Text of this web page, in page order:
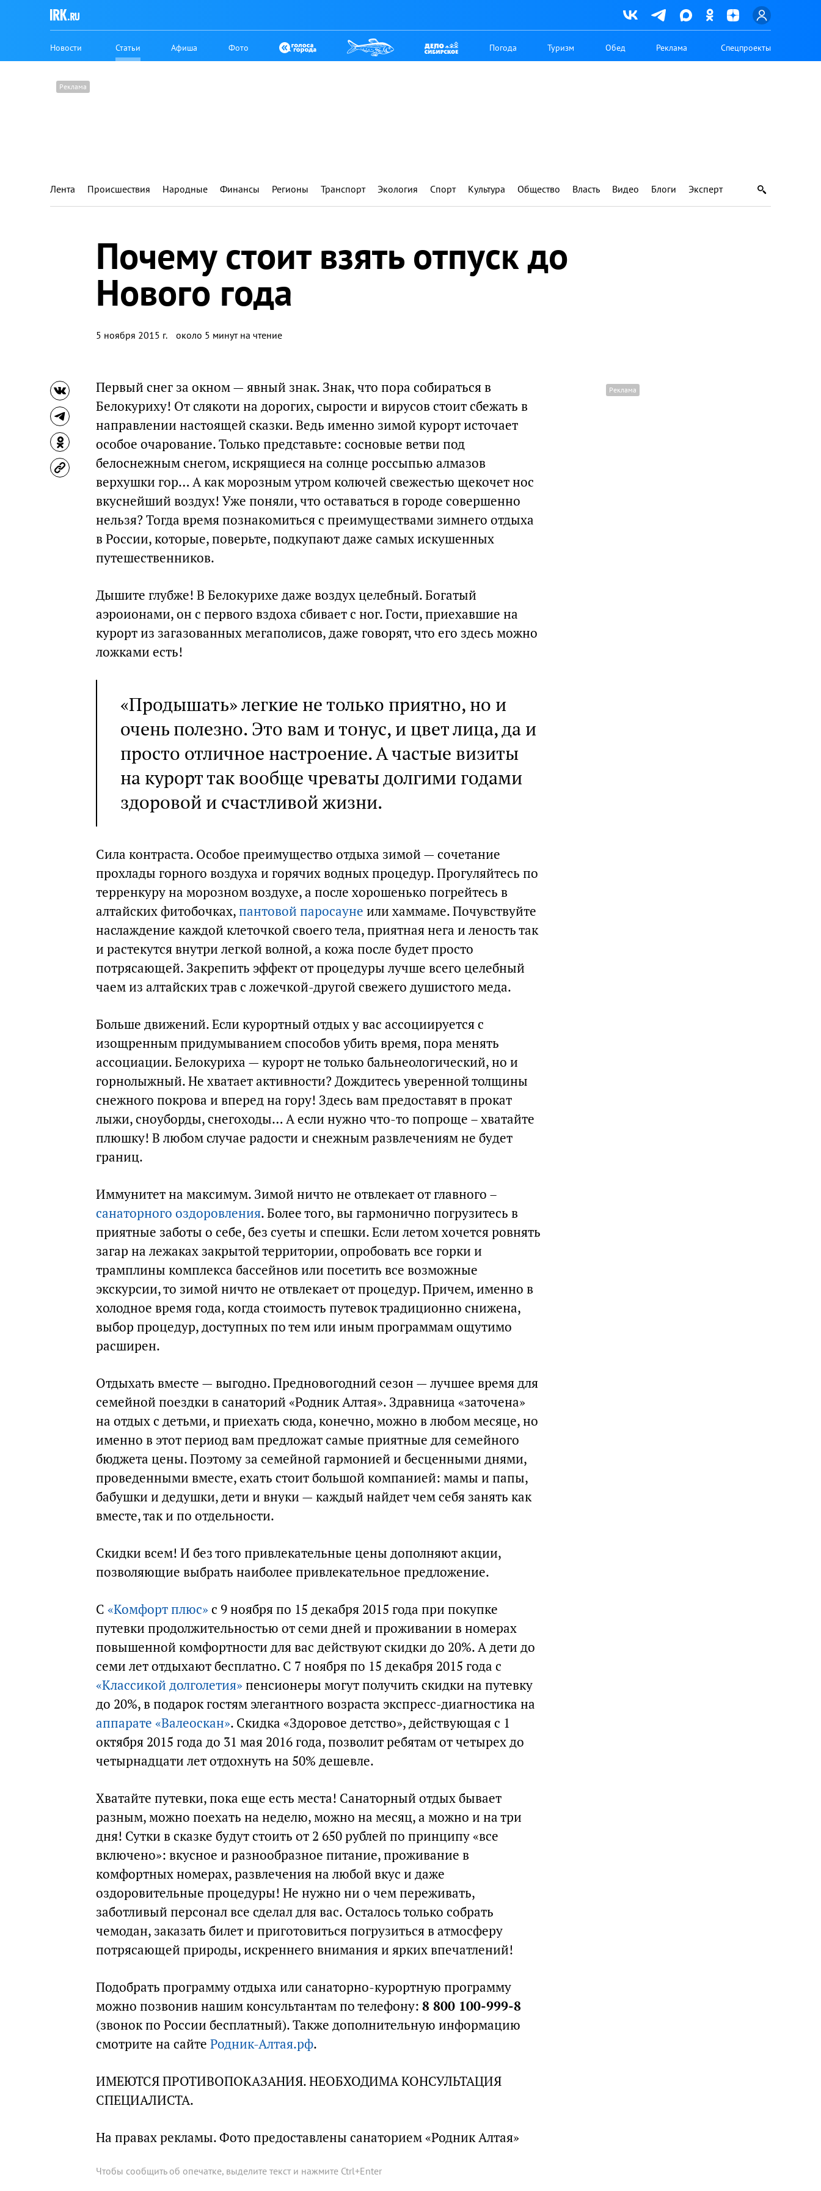
Новости Статьи Афиша Фото Погода Туризм Обед Реклама Спецпроекты
Лента Происшествия Народные Финансы Регионы Транспорт Экология Спорт Культура Общество Власть Видео Блоги Эксперт
Почему стоит взять отпуск до
Нового года
5 ноября 2015 г. около 5 минут на чтение
Первый снег за окном — явный знак. Знак, что пора собираться в
Белокуриху! От слякоти на дорогих, сырости и вирусов стоит сбежать в
направлении настоящей сказки. Ведь именно зимой курорт источает
особое очарование. Только представьте: сосновые ветви под
белоснежным снегом, искрящиеся на солнце россыпью алмазов
верхушки гор… А как морозным утром колючей свежестью щекочет нос
вкуснейший воздух! Уже поняли, что оставаться в городе совершенно
нельзя? Тогда время познакомиться с преимуществами зимнего отдыха
в России, которые, поверьте, подкупают даже самых искушенных
путешественников.
Дышите глубже! В Белокурихе даже воздух целебный. Богатый
аэроионами, он с первого вздоха сбивает с ног. Гости, приехавшие на
курорт из загазованных мегаполисов, даже говорят, что его здесь можно
ложками есть!
«Продышать» легкие не только приятно, но и
очень полезно. Это вам и тонус, и цвет лица, да и
просто отличное настроение. А частые визиты
на курорт так вообще чреваты долгими годами
здоровой и счастливой жизни.
Сила контраста. Особое преимущество отдыха зимой — сочетание
прохлады горного воздуха и горячих водных процедур. Прогуляйтесь по
терренкуру на морозном воздухе, а после хорошенько погрейтесь в
алтайских фитобочках,пантовой паросауне или хаммаме. Почувствуйте
наслаждение каждой клеточкой своего тела, приятная нега и леность так
и растекутся внутри легкой волной, а кожа после будет просто
потрясающей. Закрепить эффект от процедуры лучше всего целебный
чаем из алтайских трав с ложечкой-другой свежего душистого меда.
Больше движений. Если курортный отдых у вас ассоциируется с
изощренным придумыванием способов убить время, пора менять
ассоциации. Белокуриха — курорт не только бальнеологический, но и
горнолыжный. Не хватает активности? Дождитесь уверенной толщины
снежного покрова и вперед на гору! Здесь вам предоставят в прокат
лыжи, сноуборды, снегоходы… А если нужно что-то попроще – хватайте
плюшку! В любом случае радости и снежным развлечениям не будет
границ.
Иммунитет на максимум. Зимой ничто не отвлекает от главного –
санаторного оздоровления. Более того, вы гармонично погрузитесь в
приятные заботы о себе, без суеты и спешки. Если летом хочется ровнять
загар на лежаках закрытой территории, опробовать все горки и
трамплины комплекса бассейнов или посетить все возможные
экскурсии, то зимой ничто не отвлекает от процедур. Причем, именно в
холодное время года, когда стоимость путевок традиционно снижена,
выбор процедур, доступных по тем или иным программам ощутимо
расширен.
Отдыхать вместе — выгодно. Предновогодний сезон — лучшее время для
семейной поездки в санаторий «Родник Алтая». Здравница «заточена»
на отдых с детьми, и приехать сюда, конечно, можно в любом месяце, но
именно в этот период вам предложат самые приятные для семейного
бюджета цены. Поэтому за семейной гармонией и бесценными днями,
проведенными вместе, ехать стоит большой компанией: мамы и папы,
бабушки и дедушки, дети и внуки — каждый найдет чем себя занять как
вместе, так и по отдельности.
Скидки всем! И без того привлекательные цены дополняют акции,
позволяющие выбрать наиболее привлекательное предложение.
С «Комфорт плюс»с 9 ноября по 15 декабря 2015 года при покупке
путевки продолжительностью от семи дней и проживании в номерах
повышенной комфортности для вас действуют скидки до 20%. А дети до
семи лет отдыхают бесплатно. С 7 ноября по 15 декабря 2015 года с
«Классикой долголетия»пенсионеры могут получить скидки на путевку
до 20%, в подарок гостям элегантного возраста экспресс-диагностика на
аппарате «Валеоскан». Скидка «Здоровое детство», действующая c 1
октября 2015 года до 31 мая 2016 года, позволит ребятам от четырех до
четырнадцати лет отдохнуть на 50% дешевле.
Хватайте путевки, пока еще есть места! Санаторный отдых бывает
разным, можно поехать на неделю, можно на месяц, а можно и на три
дня! Сутки в сказке будут стоить от 2 650 рублей по принципу «все
включено»: вкусное и разнообразное питание, проживание в
комфортных номерах, развлечения на любой вкус и даже
оздоровительные процедуры! Не нужно ни о чем переживать,
заботливый персонал все сделал для вас. Осталось только собрать
чемодан, заказать билет и приготовиться погрузиться в атмосферу
потрясающей природы, искреннего внимания и ярких впечатлений!
Подобрать программу отдыха или санаторно-курортную программу
можно позвонив нашим консультантам по телефону: 8 800 100-999-8
(звонок по России бесплатный). Также дополнительную информацию
смотрите на сайте Родник-Алтая.рф.
ИМЕЮТСЯ ПРОТИВОПОКАЗАНИЯ. НЕОБХОДИМА КОНСУЛЬТАЦИЯ
СПЕЦИАЛИСТА.
На правах рекламы. Фото предоставлены санаторием «Родник Алтая»
Чтобы сообщить об опечатке, выделите текст и нажмите Ctrl+Enter